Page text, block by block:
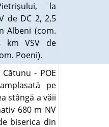
la
de DC 2, 2,5
Albeni (com.
km VSV de
Poeni).
- POE
pe
stângă a văii
680 m NV
biserica din